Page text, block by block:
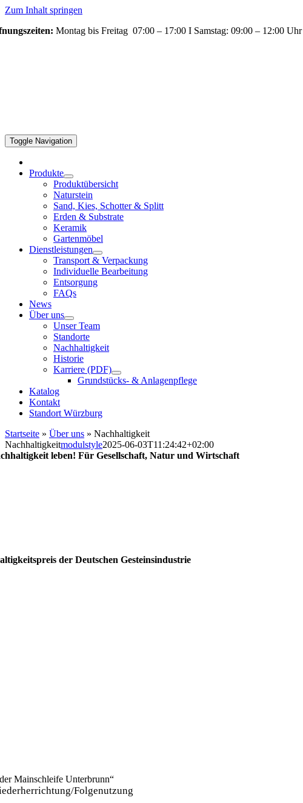
Zum Inhalt springen
Montag bis Freitag 07:00 – 17:00 I Samstag: 09:00 – 12:00 Uhr
Toggle Navigation
Produkte
Produktübersicht
Naturstein
Sand, Kies, Schotter & Splitt
Erden & Substrate
Keramik
Gartenmöbel
Dienstleistungen
Transport & Verpackung
Individuelle Bearbeitung
Entsorgung
FAQs
News
Über uns
Unser Team
Standorte
Nachhaltigkeit
Historie
Karriere (PDF)
Grundstücks- & Anlagenpflege
Katalog
Kontakt
Standort Würzburg
Startseite » Über uns » Nachhaltigkeit
Nachhaltigkeitmodulstyle2025-06-03T11:24:42+02:00
leben! Für Gesellschaft, Natur und Wirtschaft
der Deutschen Gesteinsindustrie
Mainschleife Unterbrunn“
Folgenutzung